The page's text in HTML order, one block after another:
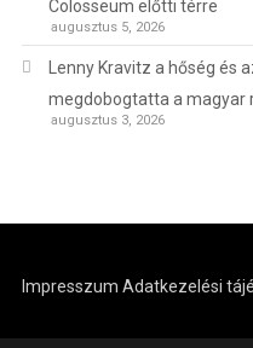
Colosseum előtti térre
augusztus 5, 2026
Lenny Kravitz a hőség és
megdobogtatta a magyar
augusztus 3, 2026
Impresszum Adatkezelési